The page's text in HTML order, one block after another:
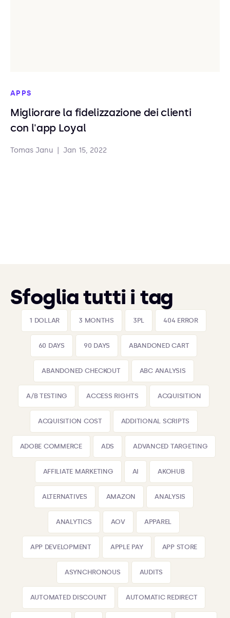
APPS
Migliorare la fidelizzazione dei clienti
con l'app Loyal
Tomas Janu Jan 15, 2022
Sfoglia tutti i tag
1 DOLLAR 3 MONTHS 3PL 404 ERROR
60 DAYS 90 DAYS ABANDONED CART
ABANDONED CHECKOUT ABC ANALYSIS
A/B TESTING ACCESS RIGHTS ACQUISITION
ACQUISITION COST ADDITIONAL SCRIPTS
ADOBE COMMERCE ADS ADVANCED TARGETING
AFFILIATE MARKETING AI AKOHUB
ALTERNATIVES AMAZON ANALYSIS
ANALYTICS AOV APPAREL
APP DEVELOPMENT APPLE PAY APP STORE
ASYNCHRONOUS AUDITS
AUTOMATED DISCOUNT AUTOMATIC REDIRECT